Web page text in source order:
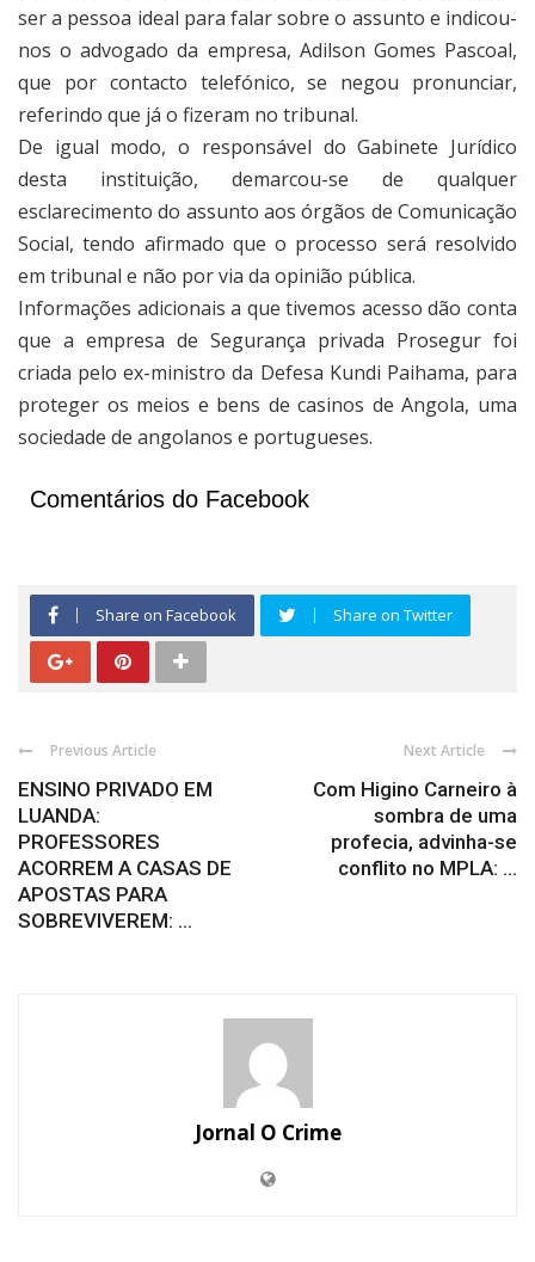
ser a pessoa ideal para falar sobre o assunto e indicou-
nos o advogado da empresa, Adilson Gomes Pascoal,
que por contacto telefónico, se negou pronunciar,
referindo que já o fizeram no tribunal.
De igual modo, o responsável do Gabinete Jurídico
desta instituição, demarcou-se de qualquer
esclarecimento do assunto aos órgãos de Comunicação
Social, tendo afirmado que o processo será resolvido
em tribunal e não por via da opinião pública.
Informações adicionais a que tivemos acesso dão conta
que a empresa de Segurança privada Prosegur foi
criada pelo ex-ministro da Defesa Kundi Paihama, para
proteger os meios e bens de casinos de Angola, uma
sociedade de angolanos e portugueses.
Comentários do Facebook
Share on Facebook Share on Twitter
Previous Article
ENSINO PRIVADO EM
LUANDA:
PROFESSORES
ACORREM A CASAS DE
APOSTAS PARA
SOBREVIVEREM: ...
Next Article
Com Higino Carneiro à
sombra de uma
profecia, advinha-se
conflito no MPLA: ...
Jornal O Crime